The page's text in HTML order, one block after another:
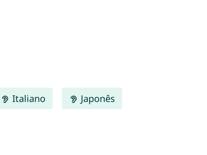
Italiano Japonês